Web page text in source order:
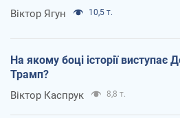
Віктор Ягун 10,5 т.
На якому боці історії виступає
Трамп?
Віктор Каспрук 8,8 т.